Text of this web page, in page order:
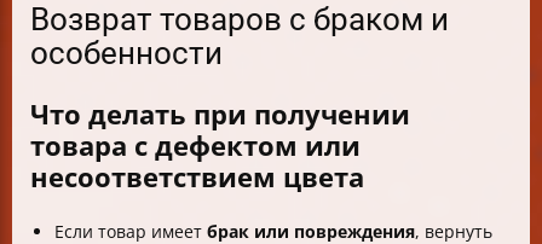
Возврат товаров с браком и
особенности
Что делать при получении
товара с дефектом или
несоответствием цвета
Если товар имеет брак или повреждения, вернуть